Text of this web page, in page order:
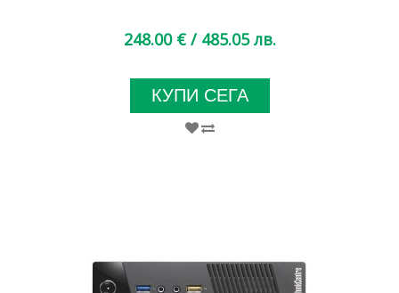
248.00 € / 485.05 лв.
КУПИ СЕГА